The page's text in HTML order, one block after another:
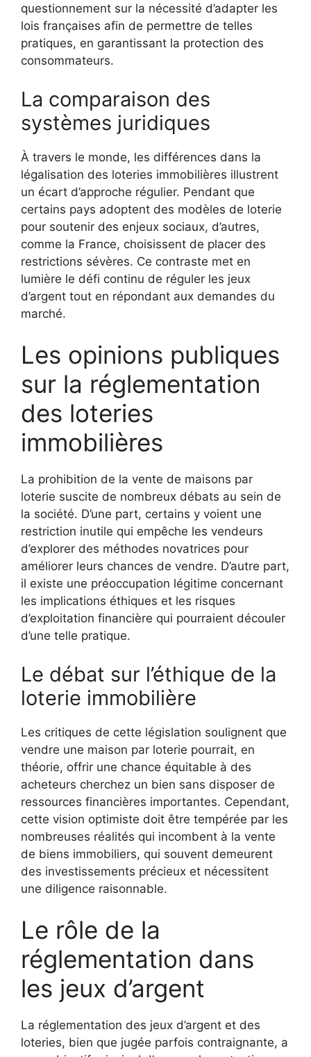
questionnement sur la nécessité d’adapter les
lois françaises afin de permettre de telles
pratiques, en garantissant la protection des
consommateurs.
La comparaison des
systèmes juridiques
À travers le monde, les différences dans la
légalisation des loteries immobilières illustrent
un écart d’approche régulier. Pendant que
certains pays adoptent des modèles de loterie
pour soutenir des enjeux sociaux, d’autres,
comme la France, choisissent de placer des
restrictions sévères. Ce contraste met en
lumière le défi continu de réguler les jeux
d’argent tout en répondant aux demandes du
marché.
Les opinions publiques
sur la réglementation
des loteries
immobilières
La prohibition de la vente de maisons par
loterie suscite de nombreux débats au sein de
la société. D’une part, certains y voient une
restriction inutile qui empêche les vendeurs
d’explorer des méthodes novatrices pour
améliorer leurs chances de vendre. D’autre part,
il existe une préoccupation légitime concernant
les implications éthiques et les risques
d’exploitation financière qui pourraient découler
d’une telle pratique.
Le débat sur l’éthique de la
loterie immobilière
Les critiques de cette législation soulignent que
vendre une maison par loterie pourrait, en
théorie, offrir une chance équitable à des
acheteurs cherchez un bien sans disposer de
ressources financières importantes. Cependant,
cette vision optimiste doit être tempérée par les
nombreuses réalités qui incombent à la vente
de biens immobiliers, qui souvent demeurent
des investissements précieux et nécessitent
une diligence raisonnable.
Le rôle de la
réglementation dans
les jeux d’argent
La réglementation des jeux d’argent et des
loteries, bien que jugée parfois contraignante, a